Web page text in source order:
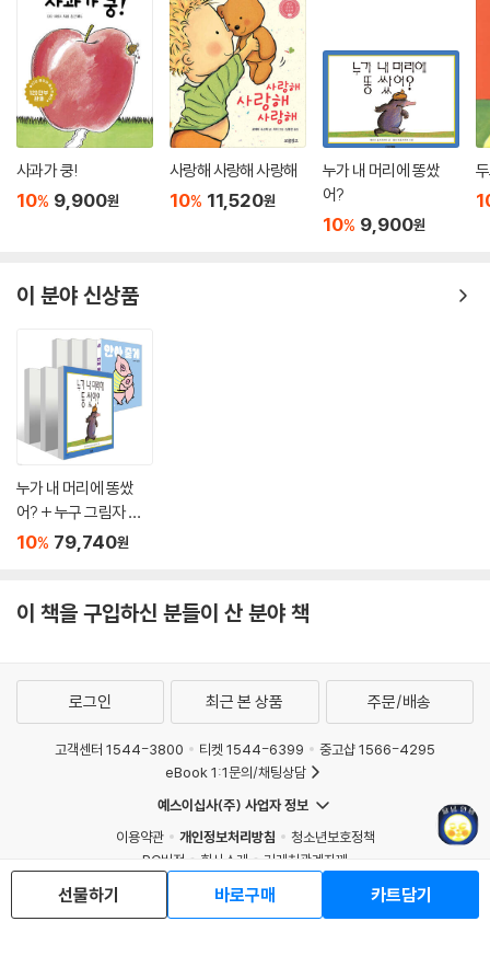
사과가 쿵!
10% 9,900원
사랑해 사랑해 사랑해
10% 11,520원
누가 내 머리에 똥쌌
어?
10% 9,900원
이 분야 신상품
누가 내 머리에 똥쌌
어? + 누구 그림자 일
까? + 사과가 쿵! + 두
랑해 사랑해 + 안아 줄
10% 79,740원
이 책을 구입하신 분들이 산 분야 책
선물하기 바로구매 카트담기
로그인 최근 본 상품 주문/배송
고객센터 1544-3800 티켓 1544-6399
중고샵 1566-4295
eBook 1:1문의/채팅상담
예스이십사(주) 사업자 정보
이용약관
개인정보처리방침
청소년보호정책
PC버전
회사소개
거래처관계자께